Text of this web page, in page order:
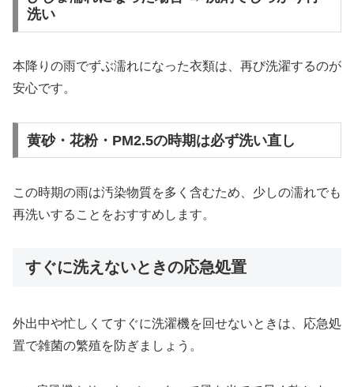
洗い
本降りの雨でずぶ濡れになった衣類は、再び洗濯するのが
安心です。
黄砂・花粉・PM2.5の時期は必ず洗い直し
この時期の雨は汚染物質を多く含むため、少しの濡れでも
再洗いすることをおすすめします。
すぐに洗えないときの応急処置
外出中や忙しくてすぐに洗濯機を回せないときは、応急処
置で雑菌の繁殖を防ぎましょう。